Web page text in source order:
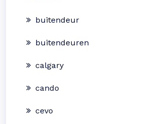
buitendeur
buitendeuren
calgary
cando
cevo